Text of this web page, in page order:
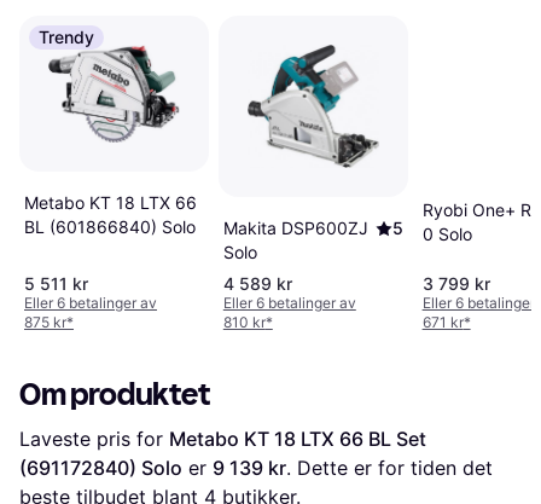
Trendy
Metabo KT 18 LTX 66
BL (601866840) Solo
5 511 kr
Eller 6 betalinger av
875 kr*
Makita DSP600ZJ
Solo
5
4 589 kr
Eller 6 betalinger av
810 kr*
Ryobi One+
0 Solo
3 799 kr
Eller 6 betalinger
671 kr*
Om produktet
Laveste pris for Metabo KT 18 LTX 66 BL Set
(691172840) Solo er 9 139 kr. Dette er for tiden det
beste tilbudet blant 4 butikker.